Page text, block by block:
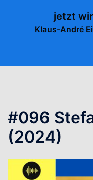
jetzt
Klaus-André
#096
(2024)